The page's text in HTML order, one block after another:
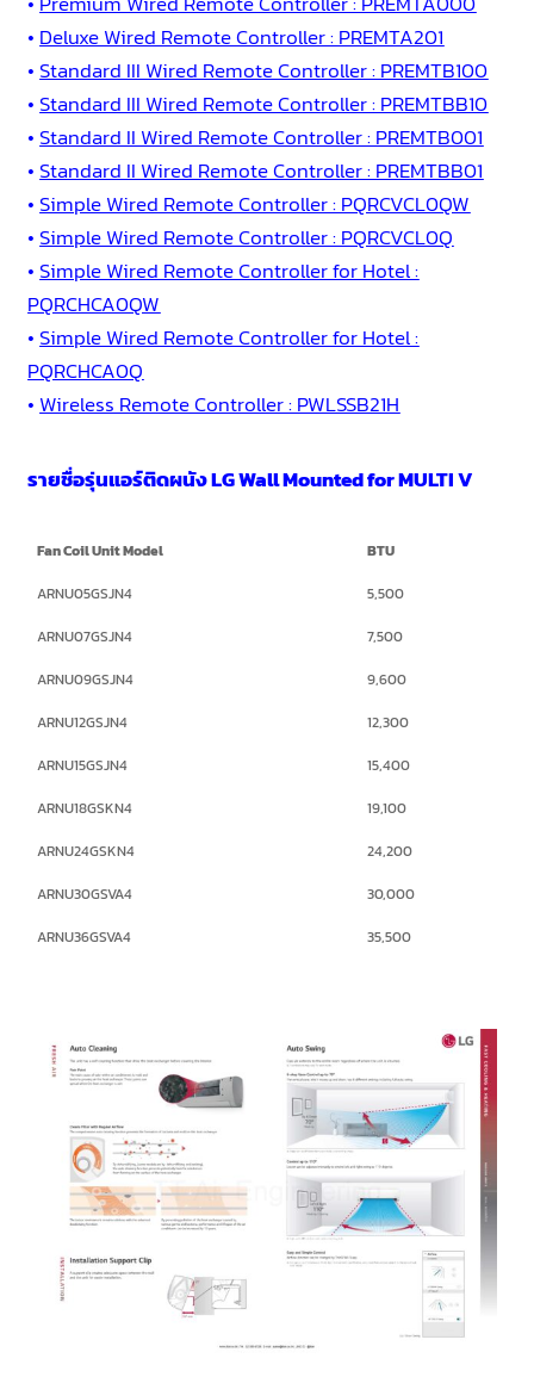
• Deluxe Wired Remote Controller : PREMTA201
• Standard III Wired Remote Controller : PREMTB100
• Standard III Wired Remote Controller : PREMTBB10
• Standard II Wired Remote Controller : PREMTB001
• Standard II Wired Remote Controller : PREMTBB01
• Simple Wired Remote Controller : PQRCVCL0QW
• Simple Wired Remote Controller : PQRCVCL0Q
• Simple Wired Remote Controller for Hotel :
PQRCHCA0QW
• Simple Wired Remote Controller for Hotel :
PQRCHCA0Q
• Wireless Remote Controller : PWLSSB21H
รายชื่อรุ่นแอร์ติดผนัง LG Wall Mounted for MULTI V
Fan Coil Unit Model
BTU
ARNU05GSJN4
5,500
ARNU07GSJN4
7,500
ARNU09GSJN4
9,600
ARNU12GSJN4
12,300
ARNU15GSJN4
15,400
ARNU18GSKN4
19,100
ARNU24GSKN4
24,200
ARNU30GSVA4
30,000
ARNU36GSVA4
35,500